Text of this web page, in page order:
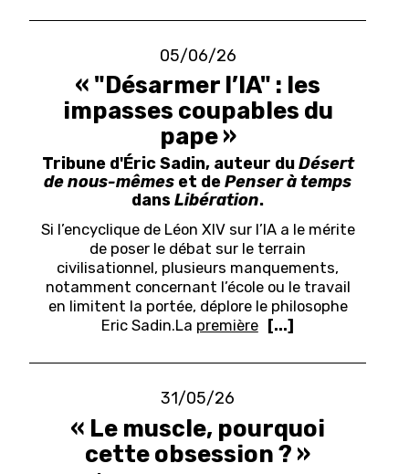
05/06/26
« "Désarmer l’IA" : les
impasses coupables du
pape »
Tribune d'Éric Sadin, auteur duDésert
de nous-mêmes et dePenser à temps
dans Libération.
Si l’encyclique de Léon XIV sur l’IA a le mérite
de poser le débat sur le terrain
civilisationnel, plusieurs manquements,
notamment concernant l’école ou le travail
en limitent la portée, déplore le philosophe
Eric Sadin.La première [...]
31/05/26
« Le muscle, pourquoi
cette obsession ? »